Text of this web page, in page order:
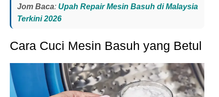
Jom Baca: Upah Repair Mesin Basuh di Malaysia
Terkini 2026
Cara Cuci Mesin Basuh yang Betul